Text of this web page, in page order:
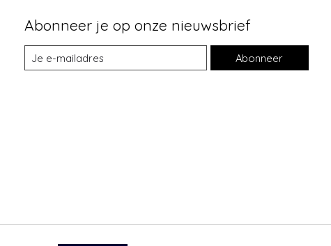
Abonneer je op onze nieuwsbrief
Abonneer